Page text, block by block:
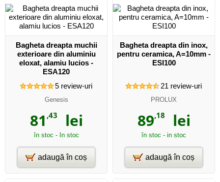
Bagheta dreapta muchii
exterioare din aluminiu
eloxat, alamiu lucios -
ESA120
5review-uri
Genesis
81 ,43 lei
în stoc - In stoc
adaugă în coș
Bagheta dreapta din inox,
pentru ceramica, A=10mm -
ESI100
21 review-uri
PROLUX
89,18 lei
în stoc - in stoc
adaugă în coș